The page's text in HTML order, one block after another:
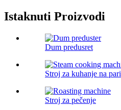
Istaknuti Proizvodi
Dum predusret
Stroj za kuhanje na pari
Stroj za pečenje